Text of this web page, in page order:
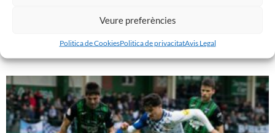
Veure preferències
Politica de CookiesPolitica de privacitatAvis Legal
PRÈVIA | CE SABADELL – CULTURAL LEONESA